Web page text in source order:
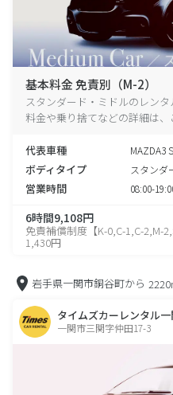
基本料金 免責別（M-2）
スタンダード・ミドルのレン
料金や乗り捨てなどの詳細は
代表車種
MAZDA3
ボディタイプ スタンダ
営業時間 08:00-
6時間9,108円
免責補償制度【K-0,C-1,C-2,M-
1,430円
岩手県一関市銅谷町から
タイムズカーレンタル
一関市三関字仲田17-3